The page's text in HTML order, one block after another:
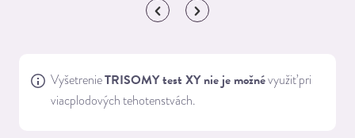
VyšetrenieTRISOMY test XY nie je možnévyužiť pri
viacplodových tehotenstvách.